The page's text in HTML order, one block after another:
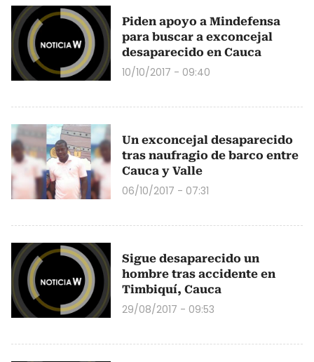
Piden apoyo a Mindefensa
para buscar a exconcejal
desaparecido en Cauca
10/10/2017 - 09:40
Un exconcejal desaparecido
tras naufragio de barco entre
Cauca y Valle
06/10/2017 - 07:31
Sigue desaparecido un
hombre tras accidente en
Timbiquí, Cauca
29/08/2017 - 09:53